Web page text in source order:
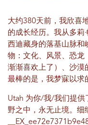
大约380天前，我欣喜
的成长经历。我从多莉
西迪藏身的落基山脉和
物：文化、风景、恐龙
渐渐喜欢上了）、沙漠
最棒的是，我梦寐以求
Utah 为你/我/我们提供
野之中，永无止境。细